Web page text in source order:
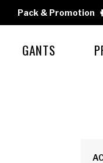
Pack & Promotion
GANTS